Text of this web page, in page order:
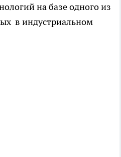
на базе одного из
в индустриальном